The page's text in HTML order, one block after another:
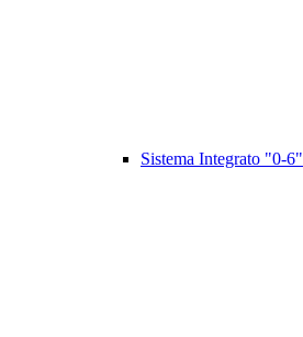
Sistema Integrato "0-6"